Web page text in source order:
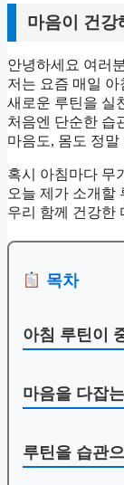
마음이 건강
안녕하세요 여러
저는 요즘 매일
새로운 루틴을 실
처음엔 단순한 습
마음도, 몸도 정
혹시 아침마다 무
오늘 제가 소개할
우리 함께 건강한
목차
아침 루틴이
마음을 다잡
루틴을 습관